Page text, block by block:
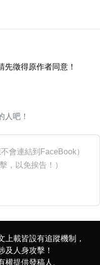
先徵得原作者同意！
人吧！
不會連結到FaceBook）
，以免挨告！）
上載皆設有追蹤機制，
及人身攻擊！
權提供發稿人、